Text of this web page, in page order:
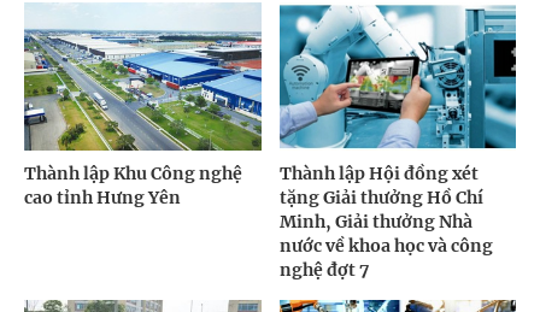
Thành lập Khu Công nghệ
cao tỉnh Hưng Yên
Thành lập Hội đồng xét
tặng Giải thưởng Hồ Chí
Minh, Giải thưởng Nhà
nước về khoa học và công
nghệ đợt 7